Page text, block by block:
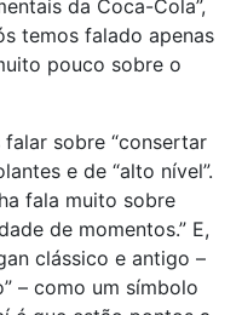
da Coca-Cola”,
temos falado apenas
pouco sobre o
sobre “consertar
e de “alto nível”.
fala muito sobre
de momentos.” E,
clássico e antigo –
– como um símbolo